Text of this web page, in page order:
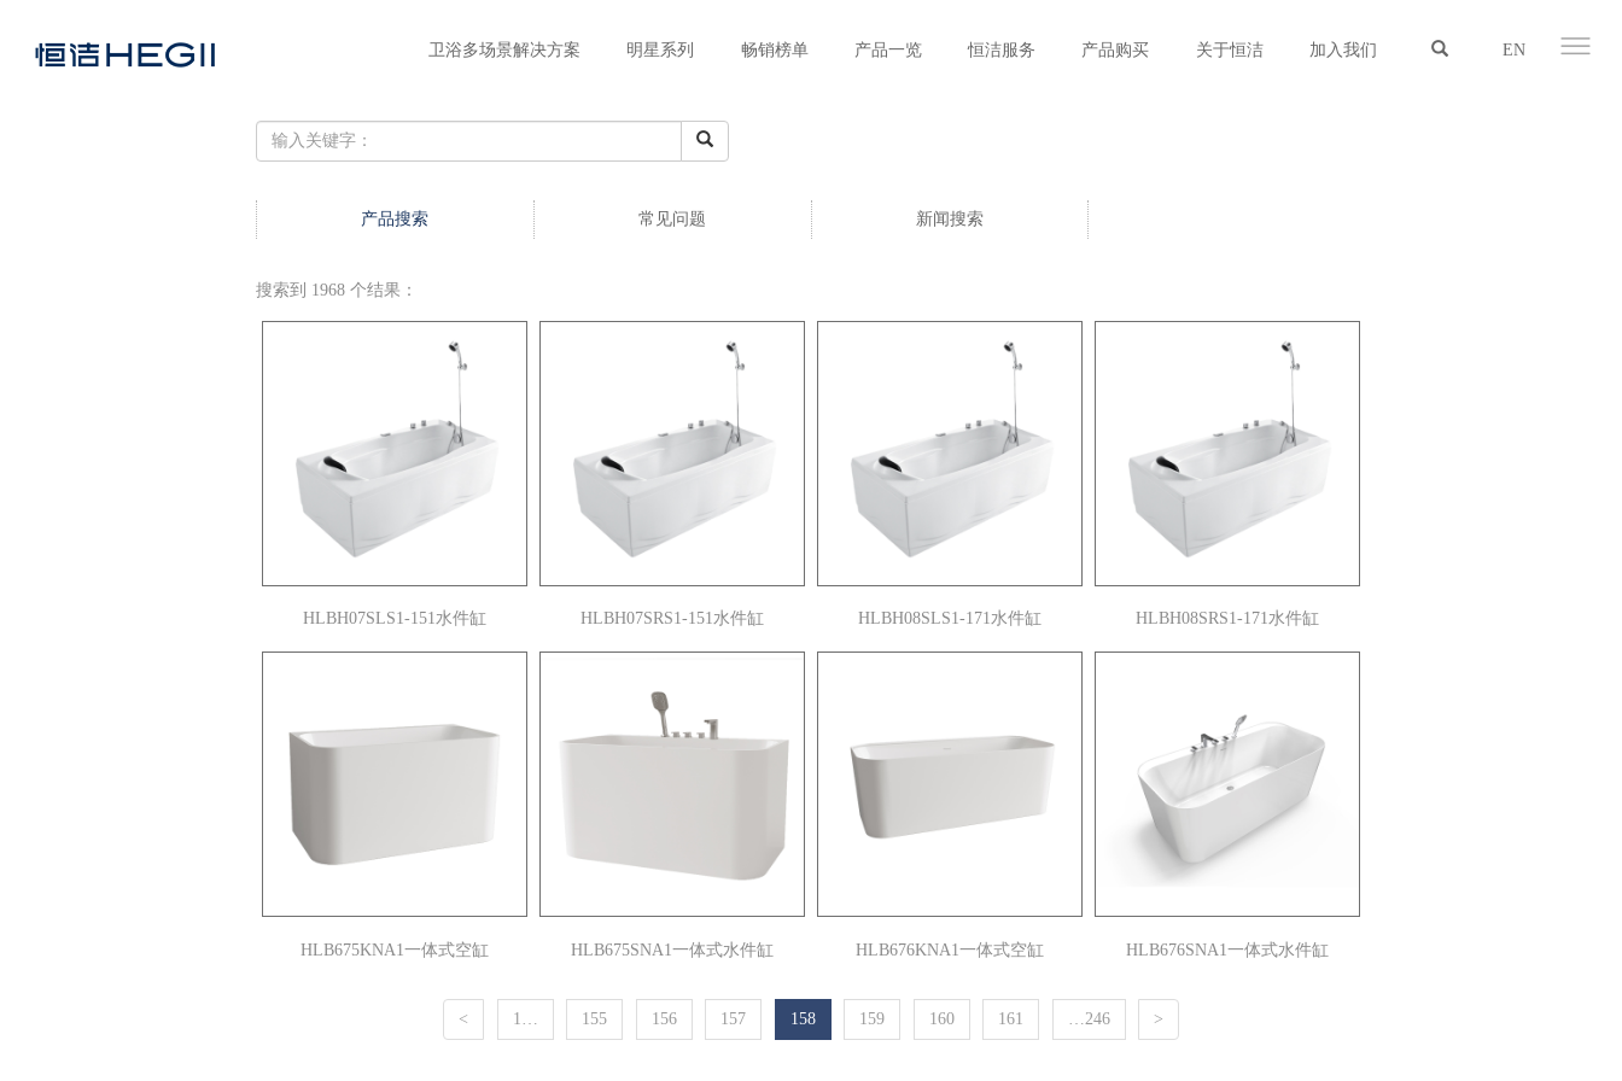
卫浴多场景解决方案 明星系列 畅销榜单 产品一览 恒洁服务 产品购买 关于恒洁 加入我们 EN
产品搜索 常见问题 新闻搜索
搜索到 1968 个结果：
HLBH07SLS1-151水件缸 HLBH07SRS1-151水件缸 HLBH08SLS1-171水件缸 HLBH08SRS1-171水件缸
HLB675KNA1一体式空缸 HLB675SNA1一体式水件缸 HLB676KNA1一体式空缸 HLB676SNA1一体式水件缸
< 1… 155 156 157 158 159 160 161 …246 >